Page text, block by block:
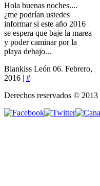
Hola buenas noches....
¿me podrían ustedes
informar si este año 2016
se espera que baje la marea
y poder caminar por la
playa debajo...
Blankiss León 06. Febrero,
2016 | #
Derechos reservados © 2013